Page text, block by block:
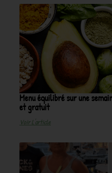
Menu équilibré sur une
et gratuit
Voir L'article